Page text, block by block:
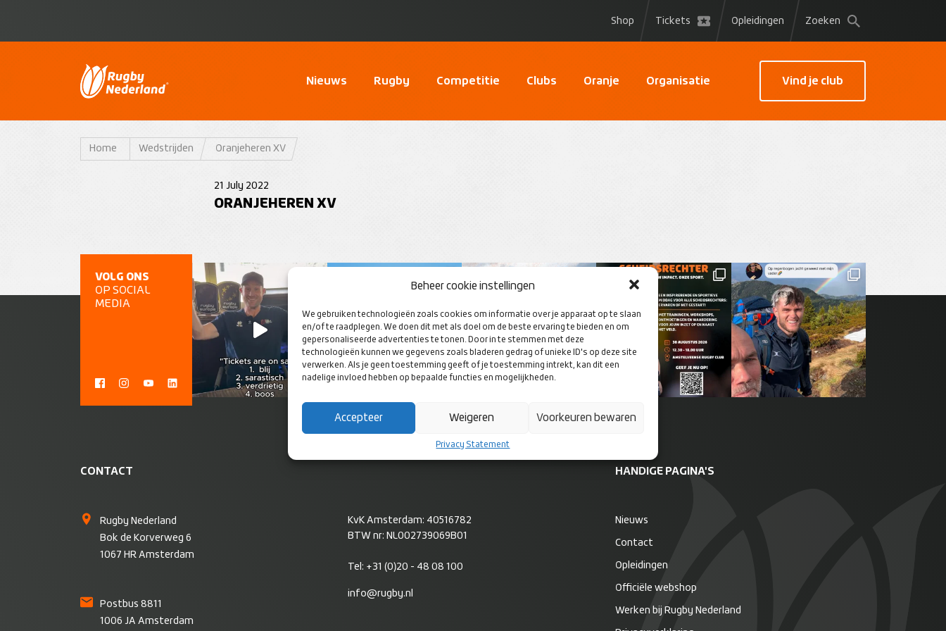
Beheer cookie instellingen
We gebruiken technologieën zoals cookies om informatie over je apparaat op te slaan
en/of te raadplegen. We doen dit met als doel om de beste ervaring te bieden en om
gepersonaliseerde advertenties te tonen. Door in te stemmen met deze
technologieën kunnen we gegevens zoals bladeren gedrag of unieke ID's op deze site
verwerken. Als je geen toestemming geeft of je toestemming intrekt, kan dit een
nadelige invloed hebben op bepaalde functies en mogelijkheden.
Accepteer Weigeren Voorkeuren bewaren
Privacy Statement
Shop Tickets Opleidingen Zoeken
Nieuws Rugby Competitie Clubs Oranje Organisatie Vind je club
Home Wedstrijden Oranjeheren XV
21 July 2022
ORANJEHEREN XV
VOLG ONS
OP SOCIAL
MEDIA
CONTACT
Rugby Nederland
Bok de Korverweg 6
1067 HR Amsterdam
Postbus 8811
1006 JA Amsterdam
KvK Amsterdam: 40516782
BTW nr: NL002739069B01
Tel: +31 (0)20 - 48 08 100
info@rugby.nl
HANDIGE PAGINA'S
Nieuws
Contact
Opleidingen
Officiële webshop
Werken bij Rugby Nederland